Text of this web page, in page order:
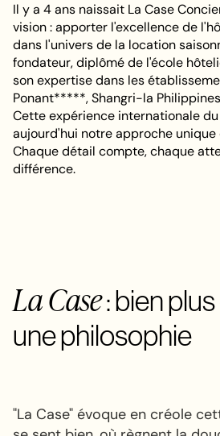
Il y a 4 ans naissait La Case
vision : apporter l'excellence de
dans l'univers de la location
fondateur, diplômé de l'école
son expertise dans les
Ponant*****, Shangri-la
Cette expérience internationale
aujourd'hui notre approche
Chaque détail compte, chaque
différence.
La Case: bien
une philosophie
"La Case" évoque en créole